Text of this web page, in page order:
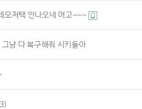
모저택 안나오네 머고~~~
냥 다 복구해줘 시키들아